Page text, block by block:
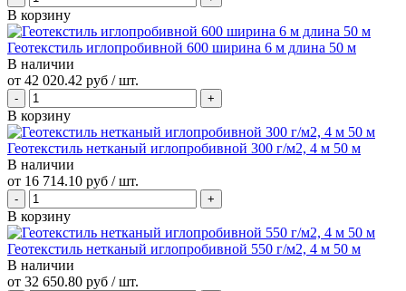
В корзину
Геотекстиль иглопробивной 600 ширина 6 м длина 50 м
В наличии
от 42 020.42 руб / шт.
В корзину
Геотекстиль нетканый иглопробивной 300 г/м2, 4 м 50 м
В наличии
от 16 714.10 руб / шт.
В корзину
Геотекстиль нетканый иглопробивной 550 г/м2, 4 м 50 м
В наличии
от 32 650.80 руб / шт.